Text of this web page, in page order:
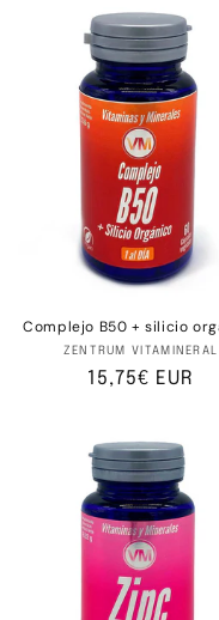
Complejo B50 + silicio
ZENTRUM VITAMINERAL
Precio
15,75€ EUR